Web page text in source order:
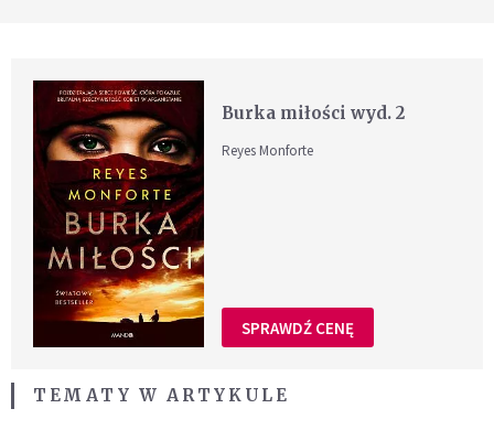
Burka miłości wyd. 2
Reyes Monforte
SPRAWDŹ CENĘ
TEMATY W ARTYKULE